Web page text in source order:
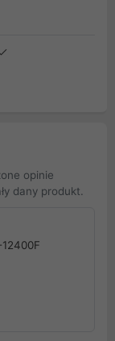
opinie
dany produkt.